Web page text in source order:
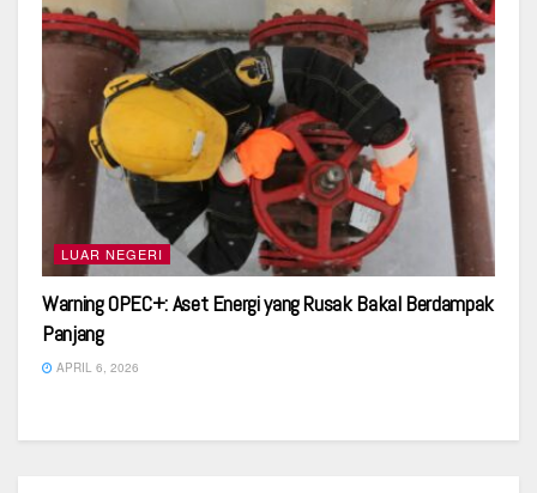
LUAR NEGERI
Warning OPEC+: Aset Energi yang Rusak Bakal Berdampak
Panjang
APRIL 6, 2026